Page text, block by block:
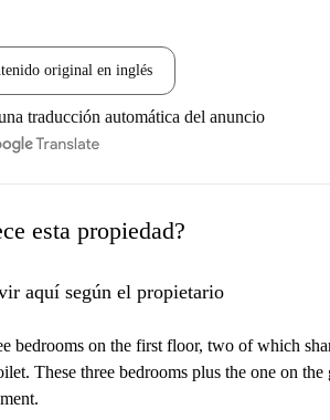
original en inglés
traducción automática del anuncio
esta propiedad?
aquí según el propietario
bedrooms on the first floor, two of which
These three bedrooms plus the one on